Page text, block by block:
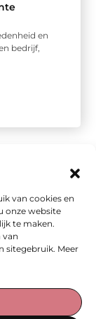
van cookies en
onze website
te maken.
van
sitegebruik. Meer
en
bedrijf,